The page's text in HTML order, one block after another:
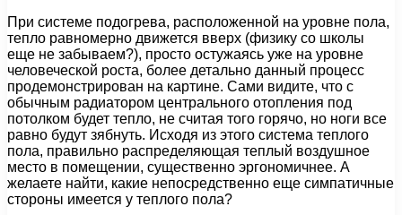
При системе подогрева, расположенной на уровне пола,
тепло равномерно движется вверх (физику со школы
еще не забываем?), просто остужаясь уже на уровне
человеческой роста, более детально данный процесс
продемонстрирован на картине. Сами видите, что с
обычным радиатором центрального отопления под
потолком будет тепло, не считая того горячо, но ноги все
равно будут зябнуть. Исходя из этого система теплого
пола, правильно распределяющая теплый воздушное
место в помещении, существенно эргономичнее. А
желаете найти, какие непосредственно еще симпатичные
стороны имеется у теплого пола?